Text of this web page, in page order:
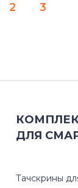
2 3
ДЛЯ
Тачскрины